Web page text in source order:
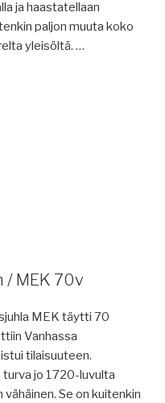
ja haastatellaan
paljon muuta koko
yleisöltä. …
/ MEK 70v
MEK täytti 70
Vanhassa
tilaisuuteen.
turva jo 1720-luvulta
Se on kuitenkin